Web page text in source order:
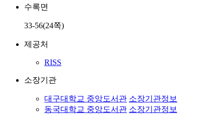
수록면
33-56(24쪽)
제공처
RISS
소장기관
대구대학교 중앙도서관 소장기관정보
동국대학교 중앙도서관 소장기관정보